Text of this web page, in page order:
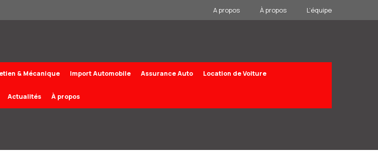
A propos À propos L’équipe
& Mécanique Import Automobile Assurance Auto Location de Voiture
Actualités À propos